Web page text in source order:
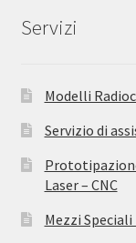
Servizi
Modelli
Servizio di
Laser – CNC
Mezzi